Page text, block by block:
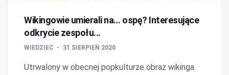
Wikingowie umierali na… ospę? Interesujące
odkrycie zespołu...
WIEDZIEC 31 SIERPIEŃ 2020
Utrwalony w obecnej popkulturze obraz wikinga